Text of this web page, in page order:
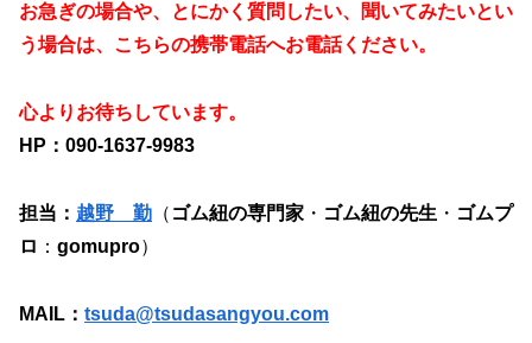
お急ぎの場合や、とにかく質問したい、聞いてみたいとい
う場合は、こちらの携帯電話へお電話ください。
心よりお待ちしています。
HP：090-1637-9983
担当： 越野 勤 （ ゴム紐の専門家 ・ ゴム紐の先生 ・ ゴムプ
ロ ： gomupro）
MAIL： tsuda@tsudasangyou.com